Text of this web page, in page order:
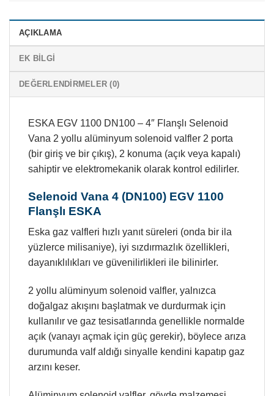
AÇIKLAMA
EK BILGI
DEĞERLENDIRMELER (0)
ESKA EGV 1100 DN100 – 4″ Flanşlı Selenoid
Vana 2 yollu alüminyum solenoid valfler 2 porta
(bir giriş ve bir çıkış), 2 konuma (açık veya kapalı)
sahiptir ve elektromekanik olarak kontrol edilirler.
Selenoid Vana 4 (DN100) EGV 1100
Flanşlı ESKA
Eska gaz valfleri hızlı yanıt süreleri (onda bir ila
yüzlerce milisaniye), iyi sızdırmazlık özellikleri,
dayanıklılıkları ve güvenilirlikleri ile bilinirler.
2 yollu alüminyum solenoid valfler, yalnızca
doğalgaz akışını başlatmak ve durdurmak için
kullanılır ve gaz tesisatlarında genellikle normalde
açık (vanayı açmak için güç gerekir), böylece arıza
durumunda valf aldığı sinyalle kendini kapatıp gaz
arzını keser.